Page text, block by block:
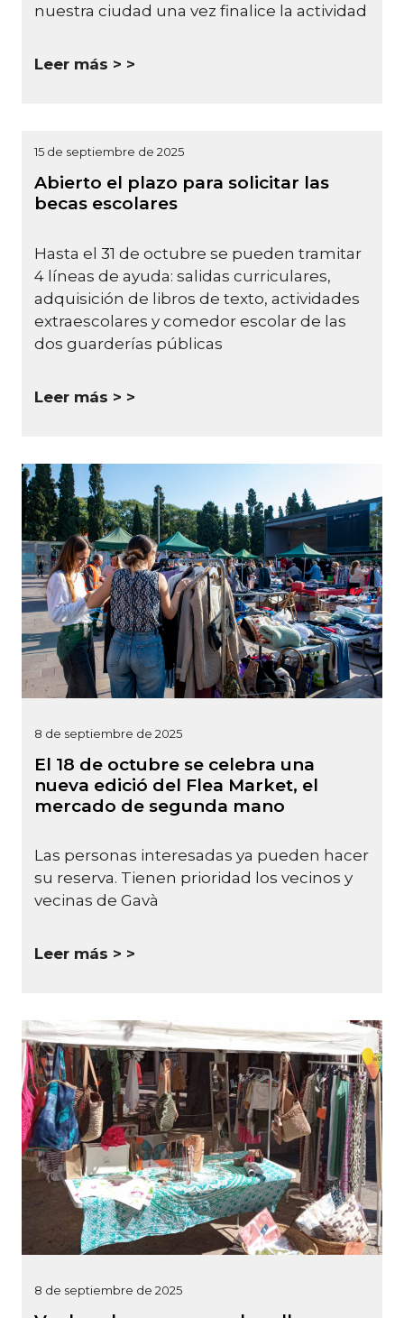
nuestra ciudad una vez finalice la actividad
Leer más >
15 de septiembre de 2025
Abierto el plazo para solicitar las
becas escolares
Hasta el 31 de octubre se pueden tramitar
4 líneas de ayuda: salidas curriculares,
adquisición de libros de texto, actividades
extraescolares y comedor escolar de las
dos guarderías públicas
Leer más >
8 de septiembre de 2025
El 18 de octubre se celebra una
nueva edició del Flea Market, el
mercado de segunda mano
Las personas interesadas ya pueden hacer
su reserva. Tienen prioridad los vecinos y
vecinas de Gavà
Leer más >
8 de septiembre de 2025